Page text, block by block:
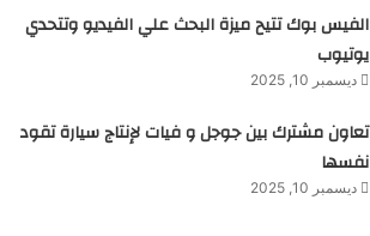
الفيس بوك تتيح ميزة البحث علي الفيديو وتتحدي
يوتيوب
ديسمبر 10, 2025
تعاون مشترك بين جوجل و فيات لإنتاج سيارة تقود
نفسها
ديسمبر 10, 2025